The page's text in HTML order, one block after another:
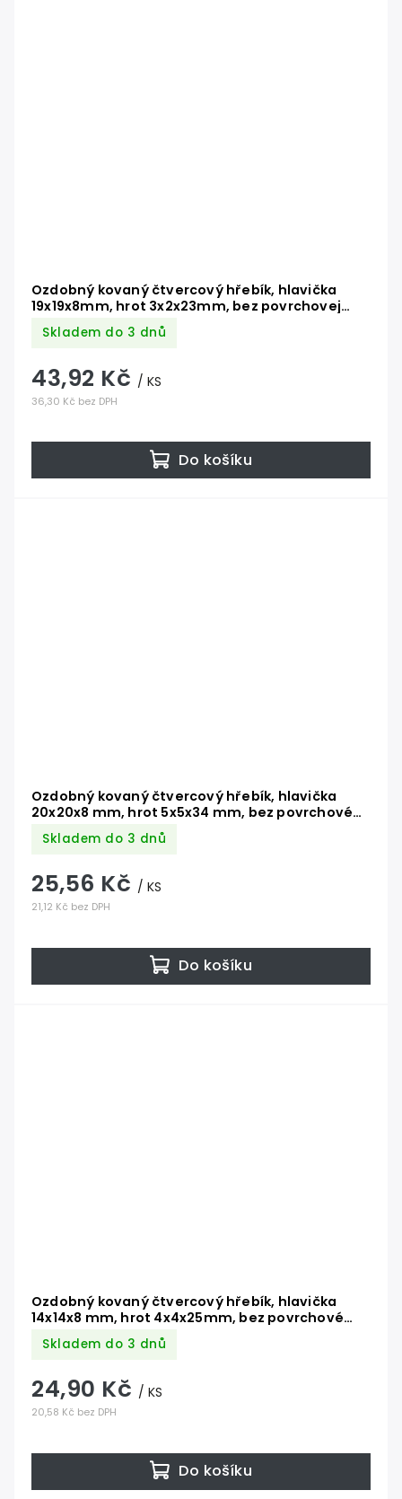
Ozdobný kovaný čtvercový hřebík, hlavička
19x19x8mm, hrot 3x2x23mm, bez povrchovej
úpravy
Skladem do 3 dnů
36,30 Kč bez DPH
43,92 Kč / KS
Do košíku
Ozdobný kovaný čtvercový hřebík, hlavička
20x20x8 mm, hrot 5x5x34 mm, bez povrchové
Skladem do 3 dnů
21,12 Kč bez DPH
25,56 Kč / KS
Do košíku
Ozdobný kovaný čtvercový hřebík, hlavička
14x14x8 mm, hrot 4x4x25mm, bez povrchové
Skladem do 3 dnů
20,58 Kč bez DPH
24,90 Kč / KS
Do košíku